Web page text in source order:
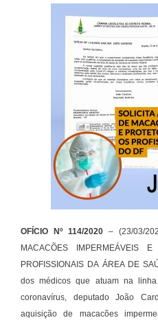
OFÍCIO Nº 114/2020 – (23/03/
MACACÕES IMPERMEÁVEIS
PROFISSIONAIS DA ÁREA DE
dos médicos que atuam na
coronavírus, deputado João
aquisição de macacões